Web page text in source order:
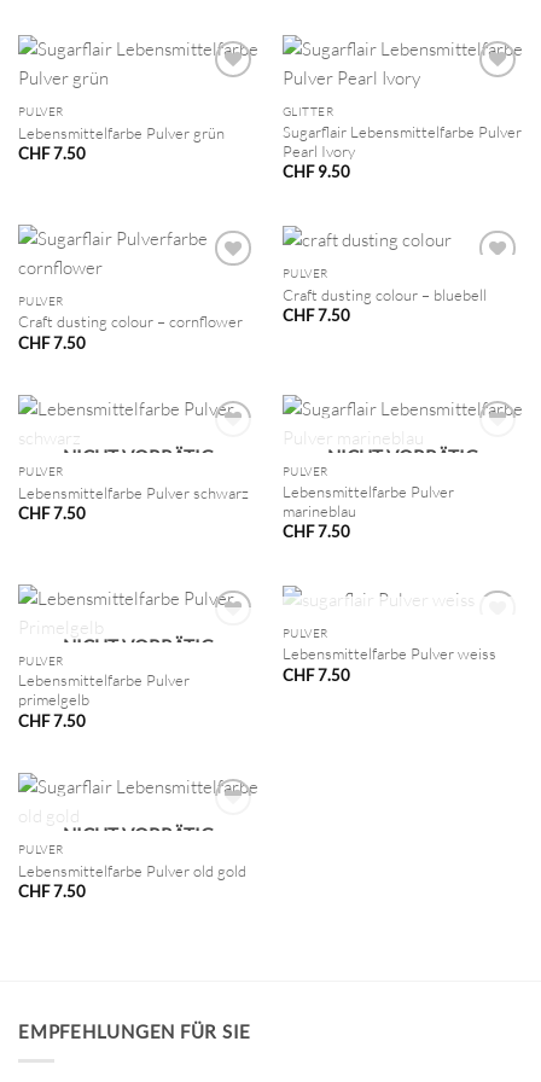
PULVER
Lebensmittelfarbe Pulver grün
CHF7.50
GLITTER
Sugarflair Lebensmittelfarbe Pulver
Pearl Ivory
CHF9.50
PULVER
Craft dusting colour – cornflower
CHF7.50
PULVER
Craft dusting colour – bluebell
CHF7.50
NICHT VORRÄTIG
PULVER
Lebensmittelfarbe Pulver schwarz
CHF7.50
NICHT VORRÄTIG
PULVER
Lebensmittelfarbe Pulver
marineblau
CHF7.50
NICHT VORRÄTIG
PULVER
Lebensmittelfarbe Pulver
primelgelb
CHF7.50
PULVER
Lebensmittelfarbe Pulver weiss
CHF7.50
NICHT VORRÄTIG
PULVER
Lebensmittelfarbe Pulver old gold
CHF7.50
EMPFEHLUNGEN FÜR SIE